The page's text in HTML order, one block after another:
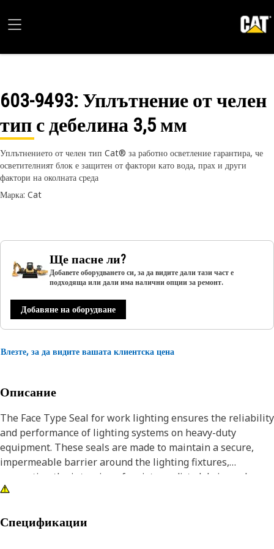
603-9493: Уплътнение от челен
тип с дебелина 3,5 мм
Уплътнението от челен тип Cat® за работно осветление гарантира, че
осветителният блок е защитен от фактори като вода, прах и други
фактори на околната среда
Марка: Cat
Ще пасне ли?
Добавете оборудването си, за да видите дали тази част е
подходяща или дали има налични опции за ремонт.
Добавяне на оборудване
Влезте, за да видите вашата клиентска цена
Описание
The Face Type Seal for work lighting ensures the reliability
and performance of lighting systems on heavy-duty
equipment. These seals are made to maintain a secure,
impermeable barrier around the lighting fixtures,
preventing the intrusion of moisture, dirt, debris, and
other environmental contaminants that damage and
Спецификации